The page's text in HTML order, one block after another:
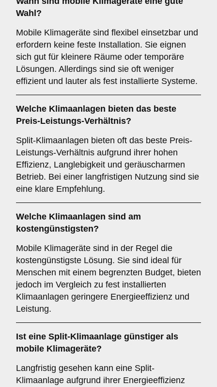
Wahl?
Mobile Klimageräte sind flexibel einsetzbar und
erfordern keine feste Installation. Sie eignen
sich gut für kleinere Räume oder temporäre
Lösungen. Allerdings sind sie oft weniger
effizient und lauter als fest installierte Systeme.
Welche Klimaanlagen bieten das beste
Preis-Leistungs-Verhältnis?
Split-Klimaanlagen bieten oft das beste Preis-
Leistungs-Verhältnis aufgrund ihrer hohen
Effizienz, Langlebigkeit und geräuscharmen
Betrieb. Bei einer langfristigen Nutzung sind sie
eine klare Empfehlung.
Welche Klimaanlagen sind am
kostengünstigsten?
Mobile Klimageräte sind in der Regel die
kostengünstigste Lösung. Sie sind ideal für
Menschen mit einem begrenzten Budget, bieten
jedoch im Vergleich zu fest installierten
Klimaanlagen geringere Energieeffizienz und
Leistung.
Ist eine Split-Klimaanlage günstiger als
mobile Klimageräte?
Langfristig gesehen kann eine Split-
Klimaanlage aufgrund ihrer Energieeffizienz